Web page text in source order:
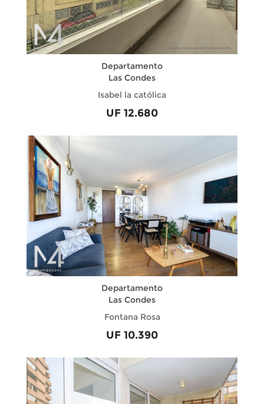
Departamento
Las Condes
Isabel la católica
UF 12.680
Departamento
Las Condes
Fontana Rosa
UF 10.390